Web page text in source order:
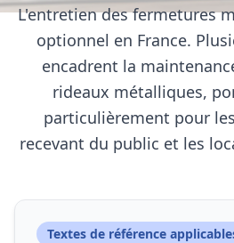
L'entretien des fermetures
optionnel en France.
encadrent la
rideaux métalliques,
particulièrement pour
recevant du public et les
Textes de référence